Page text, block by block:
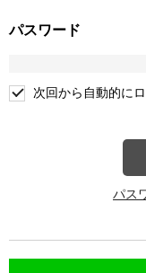
パスワード
次回から自動的に
パス